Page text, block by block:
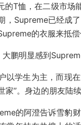
的T恤，在二级市场
，Supreme已经成
的衣服来抵
鹏明显感到
以学生为主，而现
家”。身边的朋友陆
的阿澄告诉雪豹